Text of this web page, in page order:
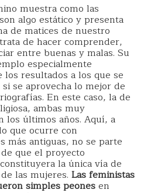
muestra como las
algo estático y presenta
de matices de nuestro
de hacer comprender,
entre buenas y malas. Su
especialmente
los resultados a los que se
se aprovecha lo mejor de
En este caso, la de
ambas muy
los últimos años. Aquí, a
que ocurre con
más antiguas, no se parte
que el proyecto
la única vía de
las mujeres. Las feministas
simples peonesen